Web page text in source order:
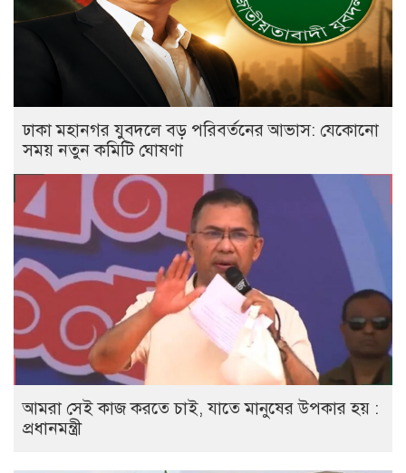
ঢাকা মহানগর যুবদলে বড় পরিবর্তনের আভাস: যেকোনো
সময় নতুন কমিটি ঘোষণা
আমরা সেই কাজ করতে চাই, যাতে মানুষের উপকার হয় :
প্রধানমন্ত্রী